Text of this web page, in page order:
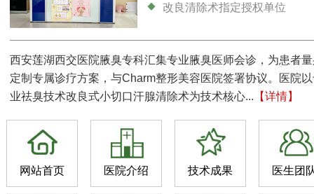
改良清除术指定授权单位
西安莲湖西交医院腋臭专科汇集专业腋臭医师会诊，为患者
定制专属诊疗方案，与Charm整形美容医院签署协议。医院
业祛臭技术改良式小切口汗腺清除术为技术核心... 【详情】
网站首页 医院介绍 技术成果 医生团